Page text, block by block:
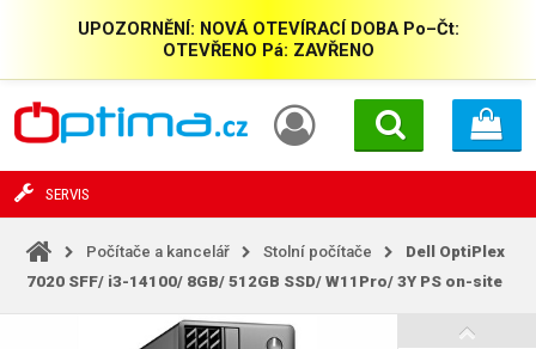
UPOZORNĚNÍ: NOVÁ OTEVÍRACÍ DOBA Po–Čt:
OTEVŘENO Pá: ZAVŘENO
SERVIS
Počítače a kancelář Stolní počítače
Dell OptiPlex
7020 SFF/ i3-14100/ 8GB/ 512GB SSD/ W11Pro/ 3Y PS on-site